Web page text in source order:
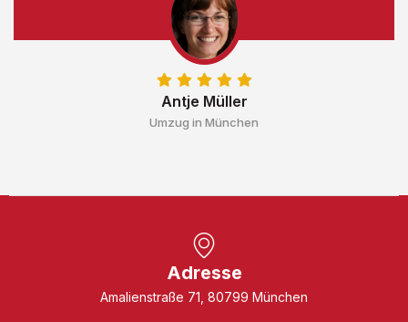
Antje Müller
Umzug in München
Adresse
Amalienstraße 71, 80799 München